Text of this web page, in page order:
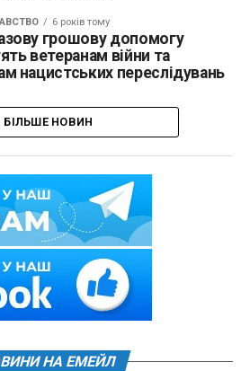
6 років тому
грошову допомогу
ветеранам війни та
нацистських переслідувань
БІЛЬШЕ НОВИН
НА ЕМЕЙЛ